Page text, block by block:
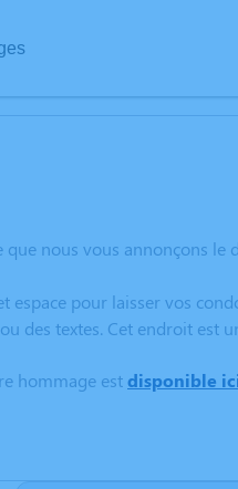
que nous vous annonçons
espace pour laisser vos
des textes. Cet endroit est
hommage estdisponible